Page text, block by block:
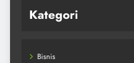
Kategori
Bisnis